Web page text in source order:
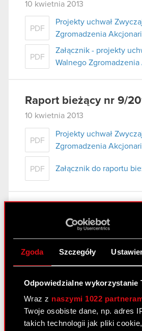
Zgoda Szczegóły
Odpowiedzialne wykorzystanie
Wraz z naszymi 1022
Twoje osobiste dane, np. adres
takich technologii jak pliki
10 kwietnia 2013
PDF
Projekty uchwał
Zgromadzenia
PDF
Załącznik - projekty
Walnego
Raport bieżący nr 9/
10 kwietnia 2013
PDF
Projekty uchwał
Zgromadzenia
PDF Załącznik do raportu
10 kwietnia 2013
PDF
Walnego Zgromadzenia
Raport bieżący nr 7/
26 marca 2013
Uchwała spółki